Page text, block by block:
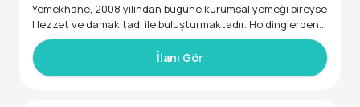
Yemekhane, 2008 yılından bugüne kurumsal yemeği bireyse
l lezzet ve damak tadı ile buluşturmaktadır. Holdinglerden b
ankalara, eğitim kurumlarından ulusal ve uluslararası zincir
firmalara, rafineriden otomotive, bilişimden sağlık sektörün
e kadar geniş bir müşteri portföyüne %100 müşteri memnu
İlanı Gör